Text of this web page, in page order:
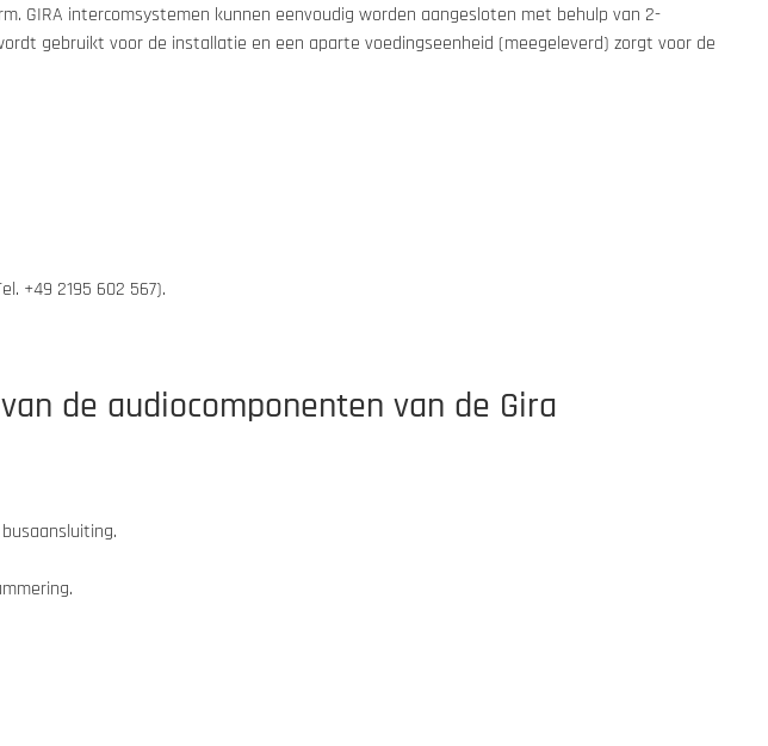
GIRA intercomsystemen kunnen eenvoudig worden aangesloten met behulp van 2-
gebruikt voor de installatie en een aparte voedingseenheid (meegeleverd) zorgt voor de
+49 2195 602 567).
de audiocomponenten van de Gira